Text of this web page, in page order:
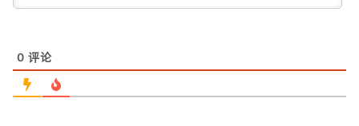
0 评论